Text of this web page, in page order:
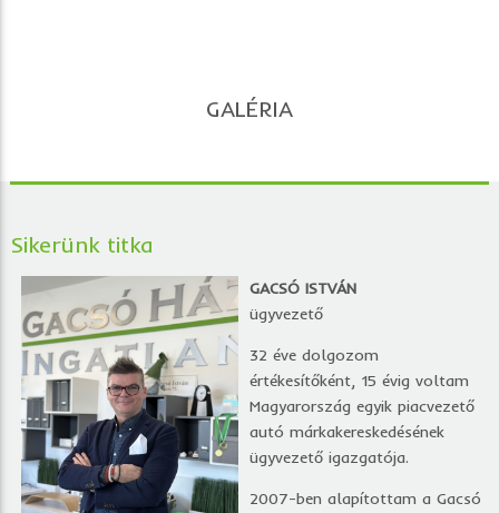
GALÉRIA
Sikerünk titka
GACSÓ ISTVÁN
ügyvezető
32 éve dolgozom
értékesítőként, 15 évig voltam
Magyarország egyik piacvezető
autó márkakereskedésének
ügyvezető igazgatója.
2007-ben alapítottam a Gacsó